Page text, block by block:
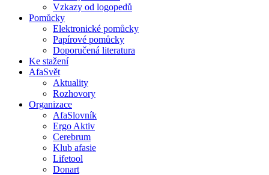
Vzkazy od logopedů
Pomůcky
Elektronické pomůcky
Papírové pomůcky
Doporučená literatura
Ke stažení
AfaSvět
Aktuality
Rozhovory
Organizace
AfaSlovník
Ergo Aktiv
Cerebrum
Klub afasie
Lifetool
Donart